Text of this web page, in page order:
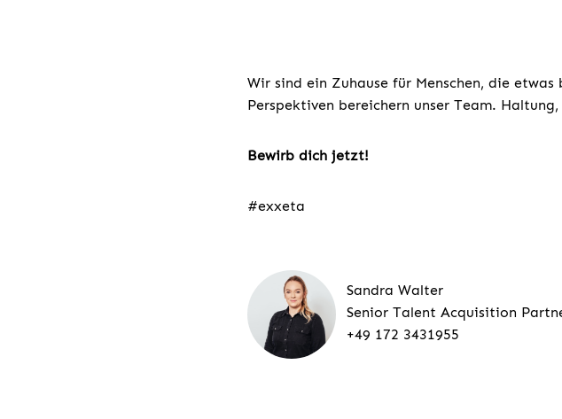
Wir sind ein Zuhause für Menschen, die
Perspektiven bereichern unser Team.
Bewirb dich jetzt!
#exxeta
Sandra Walter
Senior Talent Acquisition
+49 172 3431955